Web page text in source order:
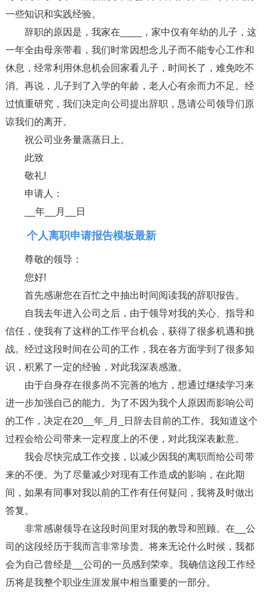
一些知识和实践经验。
辞职的原因是，我家在____，家中仅有年幼的儿子，这
一年全由母亲带着，我们时常因想念儿子而不能专心工作和
休息，经常利用休息机会回家看儿子，时间长了，难免吃不
消。再说，儿子到了入学的年龄，老人心有余而力不足。经
过慎重研究，我们决定向公司提出辞职，恳请公司领导们原
谅我们的离开。
祝公司业务量蒸蒸日上。
此致
敬礼!
申请人：
__年__月__日
个人离职申请报告模板最新
尊敬的领导：
您好!
首先感谢您在百忙之中抽出时间阅读我的辞职报告。
自我去年进入公司之后，由于领导对我的关心、指导和
信任，使我有了这样的工作平台机会，获得了很多机遇和挑
战。经过这段时间在公司的工作，我在各方面学到了很多知
识，积累了一定的经验，对此我深表感激。
由于自身存在很多尚不完善的地方，想通过继续学习来
进一步加强自己的能力。为了不因为我个人原因而影响公司
的工作，决定在20__年_月_日辞去目前的工作。我知道这个
过程会给公司带来一定程度上的不便，对此我深表歉意。
我会尽快完成工作交接，以减少因我的离职而给公司带
来的不便。为了尽量减少对现有工作造成的影响，在此期
间，如果有同事对我以前的工作有任何疑问，我将及时做出
答复。
非常感谢领导在这段时间里对我的教导和照顾。在__公
司的这段经历于我而言非常珍贵。将来无论什么时候，我都
会为自己曾经是__公司的一员感到荣幸。我确信这段工作经
历将是我整个职业生涯发展中相当重要的一部分。